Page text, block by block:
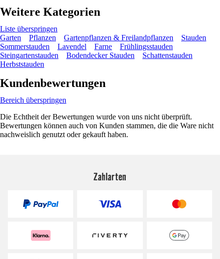
Weitere Kategorien
Liste überspringen
Garten
Pflanzen Gartenpflanzen & Freilandpflanzen
Stauden
Sommerstauden
Lavendel Farne
Frühlingsstauden
Steingartenstauden
Bodendecker Stauden
Schattenstauden
Herbststauden
Kundenbewertungen
Bereich überspringen
Die Echtheit der Bewertungen wurde von uns nicht überprüft.
Bewertungen können auch von Kunden stammen, die die Ware nicht
nachweislich genutzt oder gekauft haben.
Zahlarten